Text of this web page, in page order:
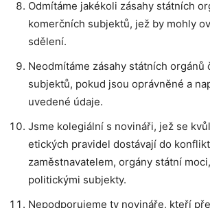
Odmítáme jakékoli zásahy státních
komerčních subjektů, jež by mohly
sdělení.
Neodmítáme zásahy státních orgánů
subjektů, pokud jsou oprávněné a
uvedené údaje.
Jsme kolegiální s novináři, jež se
etických pravidel dostávají do
zaměstnavatelem, orgány státní
politickými subjekty.
Nepodporujeme ty novináře, kteří